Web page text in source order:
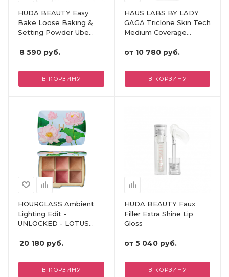
HUDA BEAUTY Easy
Bake Loose Baking &
Setting Powder Ube
8 590 руб.
В КОРЗИНУ
HAUS LABS BY LADY
GAGA Triclone Skin Tech
Medium Coverage
Fermented Arnica
от 10 780 руб.
В КОРЗИНУ
HOURGLASS Ambient
Lighting Edit -
UNLOCKED - LOTUS
20 180 руб.
В КОРЗИНУ
HUDA BEAUTY Faux
Filler Extra Shine Lip
Gloss
от 5 040 руб.
В КОРЗИНУ